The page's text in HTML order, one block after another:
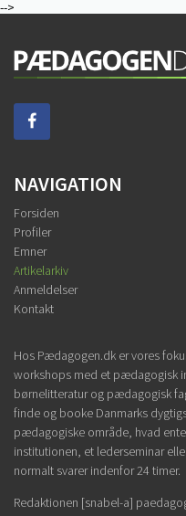
-->
NAVIGATION
Forsiden
Profiler
Emner
Artikelarkiv
Anmeldelser
Kontakt
Hos Pædagogen.dk er vores
workshops med et pædagogisk
børnelitteratur og pædagogisk
finde og booke Danmarks
pædagogiske område, hvad
institutionen, et lederseminar
normalt svarer indenfor 24 timer.
Redaktionen [snabel-a]